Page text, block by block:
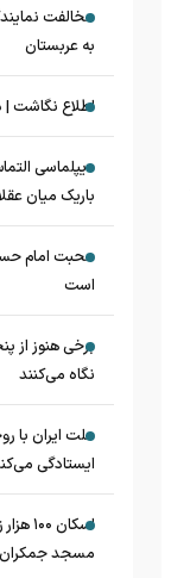
مخالفت
به عربستان
اطلاع نگاشت |
دیپلماسی
باریک میان
محبت امام
است
برخی هنوز از
نگاه می‌کنند
ملت ایران با
ایستادگی
مسجد جمکران